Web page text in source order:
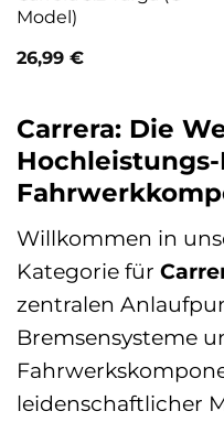
Model)
26,99 €
Carrera: Die
Willkommen in
Kategorie für
zentralen
Bremsensysteme
leidenschaftlicher